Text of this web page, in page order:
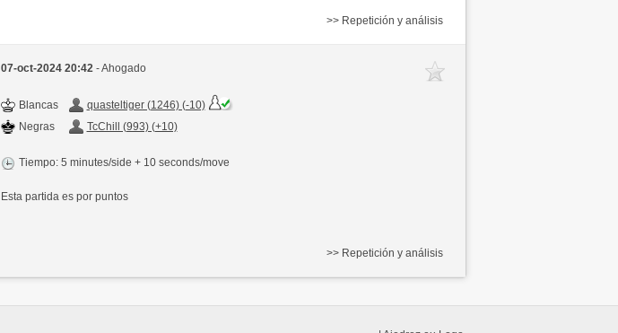
>> Repetición y análisis
07-oct-2024 20:42 - Ahogado
Blancas
quasteltiger (1246) (-10)
Negras
TcChill (993) (+10)
Tiempo: 5 minutes/side + 10 seconds/move
Esta partida es por puntos
>> Repetición y análisis